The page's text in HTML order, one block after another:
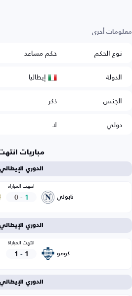
معلومات أخرى
نوع الحكم
حكم مساعد
الدولة
إيطاليا
الجنس
ذكر
دولي
لا
مباريات
الدوري الإيطالي
نابولي
انتهت المباراة
1
-
0
الدوري الإيطالي
كومو
انتهت المباراة
1
-
1
الدوري الإيطالي